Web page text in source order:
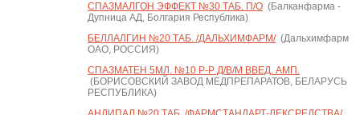
СПАЗМАЛГОН ЭФФЕКТ №30 ТАБ. П/О(Балканфарма -
Дупница АД, Болгария Республика)
БЕЛЛАЛГИН №20 ТАБ. /ДАЛЬХИМФАРМ/(Дальхимфарм
ОАО, РОССИЯ)
СПАЗМАТЕН 5МЛ. №10 Р-Р Д/В/М ВВЕД. АМП.
(БОРИСОВСКИЙ ЗАВОД МЕДПРЕПАРАТОВ, БЕЛАРУСЬ
РЕСПУБЛИКА)